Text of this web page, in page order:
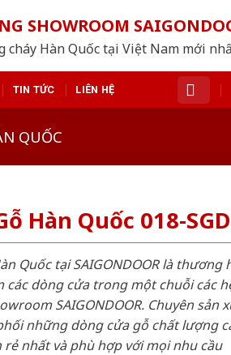
SHOWROOM
cháy Hàn Quốc tại Việt Nam mới
TIN TỨC LIÊN HỆ
QUỐC
Hàn Quốc 018-SGD
Quốc tại SAIGONDOOR là thương
các dòng cửa trong một chuỗi các
SAIGONDOOR. Chuyên sản
những dòng cửa gỗ chất lượng
rẻ nhất và phù hợp với mọi nhu cầu